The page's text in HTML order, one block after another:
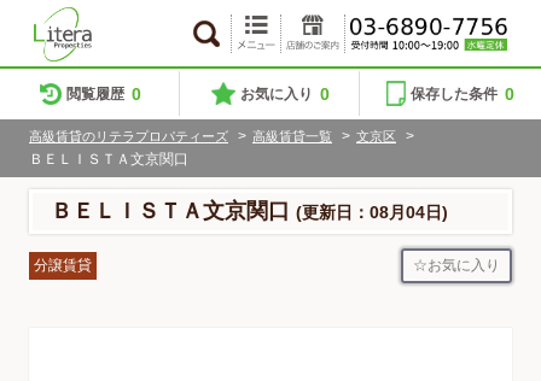
閲覧履歴 0 お気に入り 0 保存した条件 0
高級賃貸のリテラプロパティーズ > 高級賃貸一覧 > 文京区
>
ＢＥＬＩＳＴＡ文京関口
ＢＥＬＩＳＴＡ文京関口 (更新日：08月04日)
分譲賃貸 お気に入り